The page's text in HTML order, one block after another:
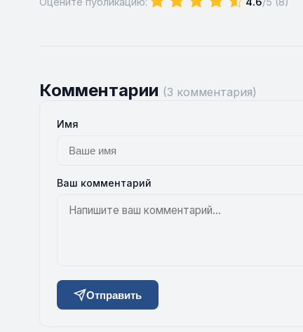
Комментарии (3 комментария)
Имя
Ваш комментарий
Отправить